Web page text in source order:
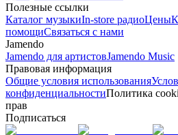
Полезные ссылки
Каталог музыкиIn-store радиоЦены
помощиСвязаться с нами
Jamendo
Jamendo для артистовJamendo Music
Правовая информация
Общие условия использования
конфиденциальностиПолитика
прав
Подписаться